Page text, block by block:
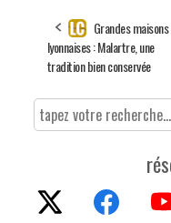
Grandes maisons
lyonnaises : Malartre, une
tradition bien conservée